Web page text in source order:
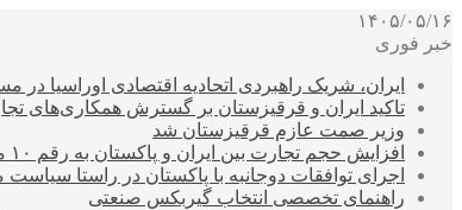
۱۴۰۵/۰۵/۱۶
خبر فوری
ایران، شریک راهبردی اتحادیه اقتصادی اوراسیا
تاکید ایران و قرقیزستان بر گسترش همکاری‌های
وزیر صمت عازم قرقیزستان شد
افزایش حجم تجارت بین ایران و پاکستان به رقم ۱۰ میلیارد دلار
اجرای توافقات دوجانبه با پاکستان در راستا
راهنمای تخصصی انتخاب گیربکس صنعتی